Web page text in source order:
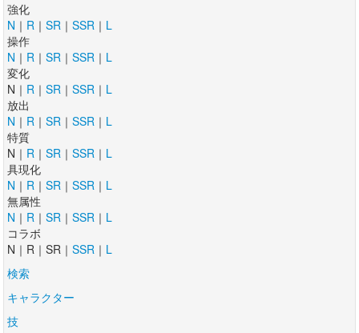
強化
N ｜ R ｜ SR ｜ SSR ｜ L
操作
N ｜ R ｜ SR ｜ SSR ｜ L
変化
N｜ R ｜ SR ｜ SSR ｜ L
放出
N ｜ R ｜ SR ｜ SSR ｜ L
特質
N｜ R ｜ SR ｜ SSR ｜ L
具現化
N ｜ R ｜ SR ｜ SSR ｜ L
無属性
N ｜ R ｜ SR ｜ SSR ｜ L
コラボ
N｜R｜SR｜ SSR ｜ L
検索
キャラクター
技